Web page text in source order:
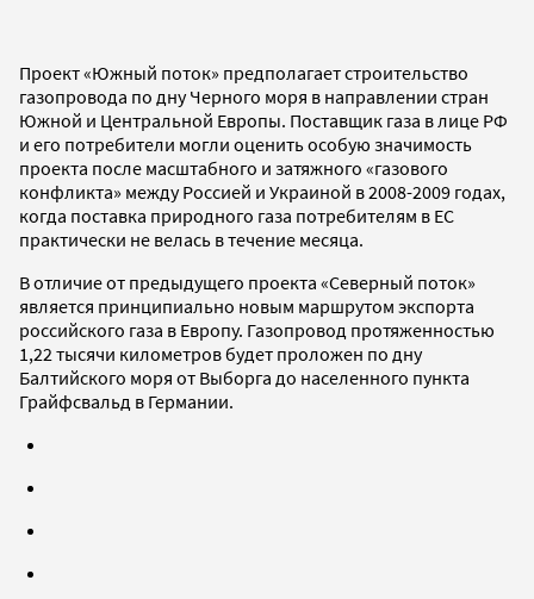
Проект «Южный поток» предполагает строительство
газопровода по дну Черного моря в направлении стран
Южной и Центральной Европы. Поставщик газа в лице РФ
и его потребители могли оценить особую значимость
проекта после масштабного и затяжного «газового
конфликта» между Россией и Украиной в 2008-2009 годах,
когда поставка природного газа потребителям в ЕС
практически не велась в течение месяца.
В отличие от предыдущего проекта «Северный поток»
является принципиально новым маршрутом экспорта
российского газа в Европу. Газопровод протяженностью
1,22 тысячи километров будет проложен по дну
Балтийского моря от Выборга до населенного пункта
Грайфсвальд в Германии.